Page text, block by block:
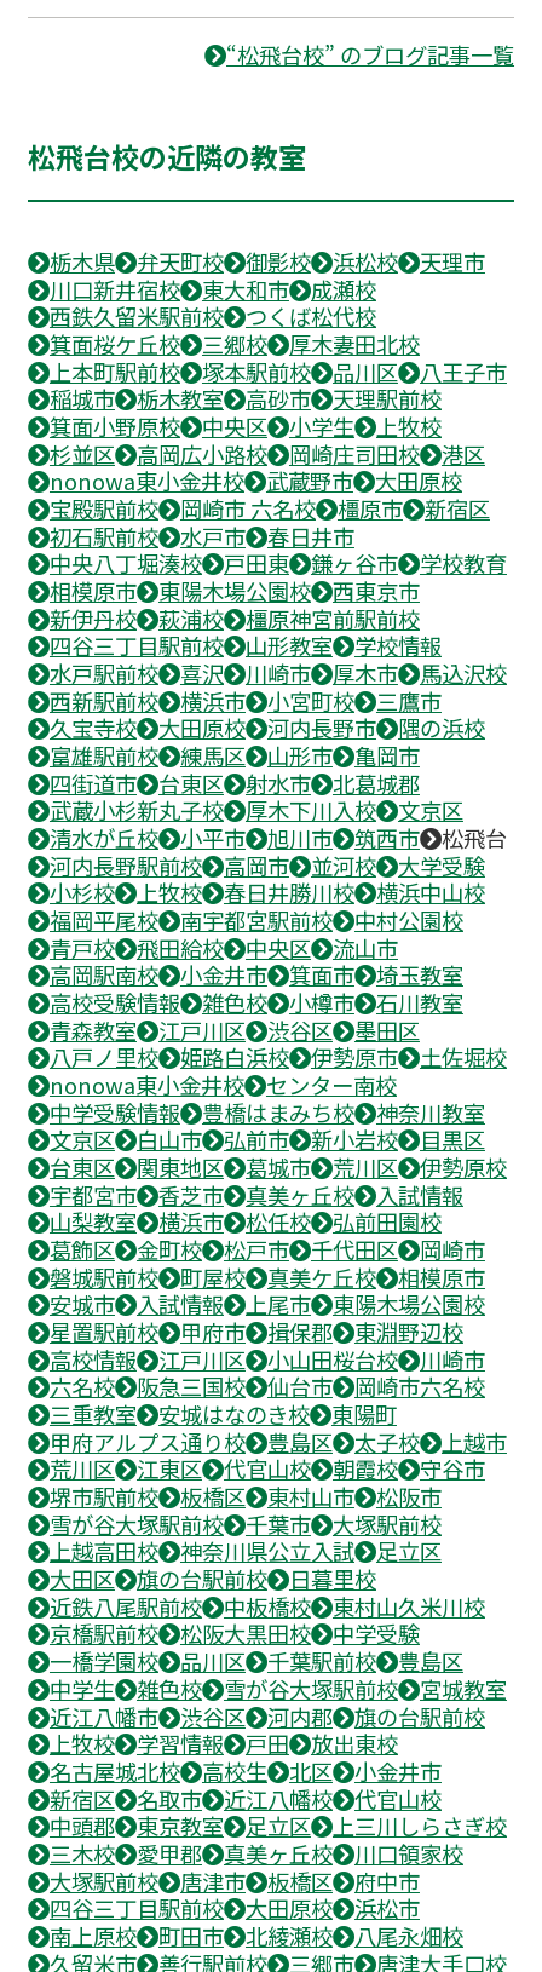
“松飛台校” のブログ記事一覧
松飛台校の近隣の教室
栃木県 弁天町校 御影校 浜松校
天理市
川口新井宿校
東大和市
成瀬校
西鉄久留米駅前校
つくば松代校
箕面桜ケ丘校
三郷校
厚木妻田北校
上本町駅前校
塚本駅前校 品川区
八王子市
稲城市
栃木教室 高砂市
天理駅前校
箕面小野原校
中央区 小学生
上牧校
杉並区
高岡広小路校 岡崎庄司田校
港区
nonowa東小金井校
武蔵野市
大田原校
宝殿駅前校
岡崎市 六名校 橿原市
新宿区
初石駅前校
水戸市
春日井市
中央八丁堀湊校
戸田東 鎌ヶ谷市
学校教育
相模原市
東陽木場公園校
西東京市
新伊丹校
萩浦校
橿原神宮前駅前校
四谷三丁目駅前校
山形教室
学校情報
水戸駅前校
喜沢 川崎市 厚木市
馬込沢校
西新駅前校
横浜市 小宮町校
三鷹市
久宝寺校
大田原校 河内長野市
隅の浜校
富雄駅前校
練馬区 山形市
亀岡市
四街道市
台東区 射水市
北葛城郡
武蔵小杉新丸子校
厚木下川入校
文京区
清水が丘校
小平市 旭川市 筑西市
松飛台
河内長野駅前校
高岡市 並河校
大学受験
小杉校
上牧校 春日井勝川校
横浜中山校
福岡平尾校
南宇都宮駅前校
中村公園校
青戸校
飛田給校 中央区
流山市
高岡駅南校
小金井市 箕面市
埼玉教室
高校受験情報
雑色校 小樽市
石川教室
青森教室
江戸川区 渋谷区
墨田区
八戸ノ里校
姫路白浜校 伊勢原市
土佐堀校
nonowa東小金井校
センター南校
中学受験情報
豊橋はまみち校
神奈川教室
文京区
白山市 弘前市 新小岩校
目黒区
台東区
関東地区 葛城市 荒川区
伊勢原校
宇都宮市
香芝市 真美ヶ丘校
入試情報
山梨教室
横浜市 松任校
弘前田園校
葛飾区
金町校 松戸市 千代田区
岡崎市
磐城駅前校
町屋校 真美ケ丘校
相模原市
安城市
入試情報 上尾市
東陽木場公園校
星置駅前校
甲府市 揖保郡
東淵野辺校
高校情報
江戸川区 小山田桜台校
川崎市
六名校
阪急三国校 仙台市
岡崎市六名校
三重教室
安城はなのき校
東陽町
甲府アルプス通り校
豊島区 太子校
上越市
荒川区
江東区 代官山校 朝霞校
守谷市
堺市駅前校
板橋区 東村山市
松阪市
雪が谷大塚駅前校
千葉市
大塚駅前校
上越高田校
神奈川県公立入試
足立区
大田区
旗の台駅前校
日暮里校
近鉄八尾駅前校
中板橋校
東村山久米川校
京橋駅前校
松阪大黒田校
中学受験
一橋学園校
品川区 千葉駅前校
豊島区
中学生
雑色校 雪が谷大塚駅前校
宮城教室
近江八幡市
渋谷区 河内郡
旗の台駅前校
上牧校
学習情報 戸田
放出東校
名古屋城北校
高校生 北区
小金井市
新宿区
名取市 近江八幡校
代官山校
中頭郡
東京教室 足立区
上三川しらさぎ校
三木校
愛甲郡 真美ヶ丘校
川口領家校
大塚駅前校
唐津市 板橋区
府中市
四谷三丁目駅前校
大田原校
浜松市
南上原校
町田市 北綾瀬校
八尾永畑校
久留米市
善行駅前校 三郷市
唐津大手口校